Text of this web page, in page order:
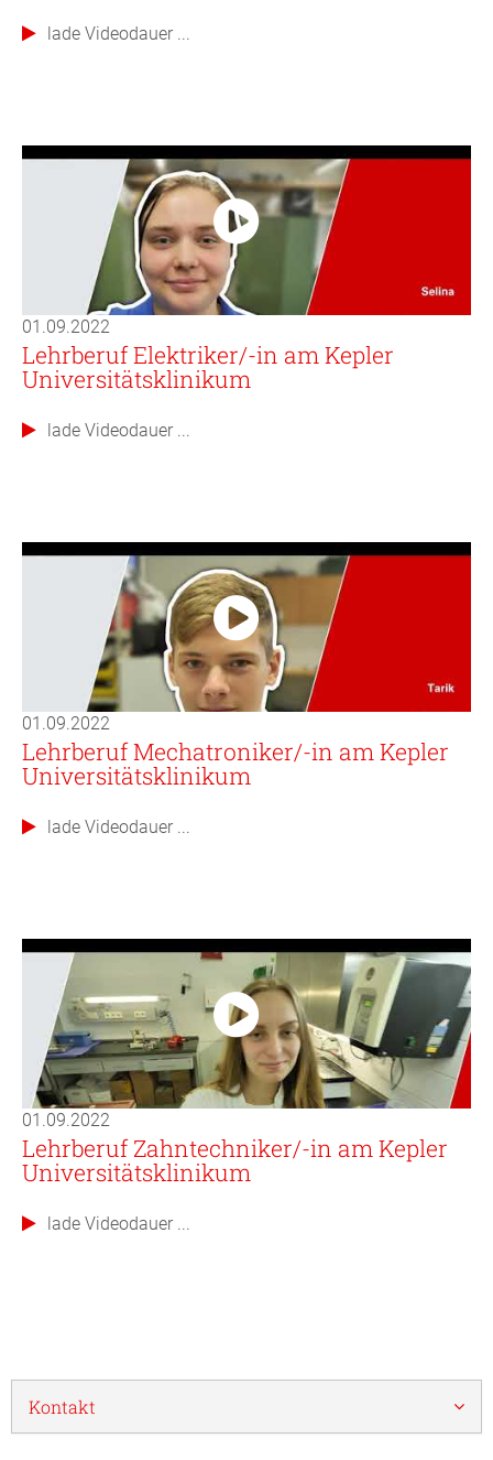
lade Videodauer ...
01.09.2022
Lehrberuf Elektriker/-in am Kepler
Universitätsklinikum
lade Videodauer ...
01.09.2022
Lehrberuf Mechatroniker/-in am Kepler
Universitätsklinikum
lade Videodauer ...
01.09.2022
Lehrberuf Zahntechniker/-in am Kepler
Universitätsklinikum
lade Videodauer ...
Kontakt